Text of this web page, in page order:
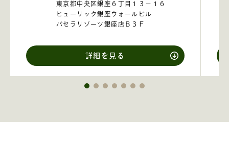
東京都中央区銀座６丁目１３－１６
ヒューリック銀座ウォールビル
パセラリゾーツ銀座店Ｂ３Ｆ
詳細を見る